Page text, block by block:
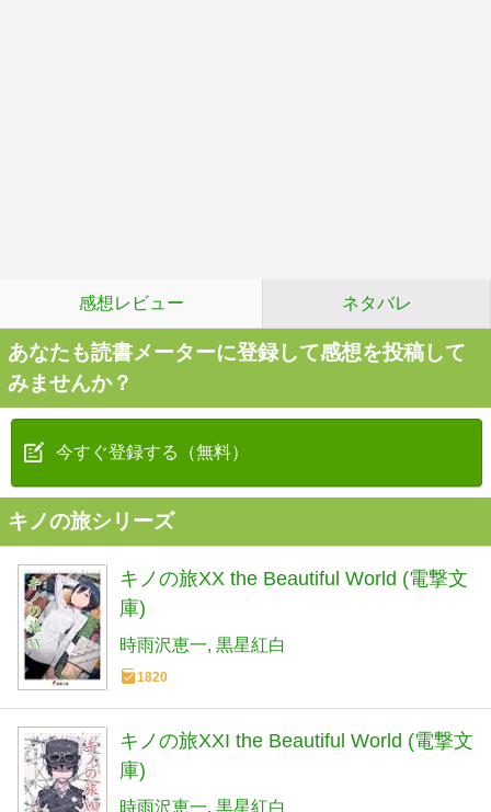
感想レビュー ネタバレ
あなたも読書メーターに登録して感想を投稿して
みませんか？
今すぐ登録する（無料）
キノの旅シリーズ
キノの旅XX the Beautiful World (電撃文
庫)
時雨沢恵一 黒星紅白
1820
キノの旅XXI the Beautiful World (電撃文
庫)
時雨沢恵一 黒星紅白